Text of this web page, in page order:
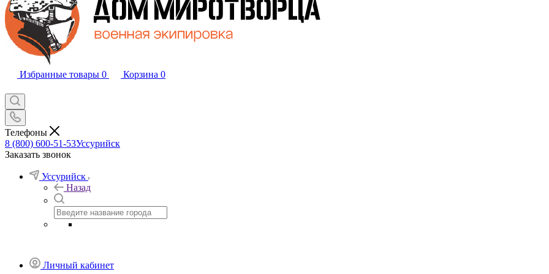
Избранные товары 0 Корзина 0
Телефоны
8 (800) 600-51-53Уссурийск
Заказать звонок
Уссурийск
Назад
Личный кабинет